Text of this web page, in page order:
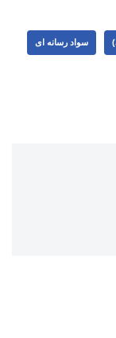
سواد رسانه ای